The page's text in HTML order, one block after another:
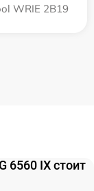
WRIE 2B19
6560 IX стоит